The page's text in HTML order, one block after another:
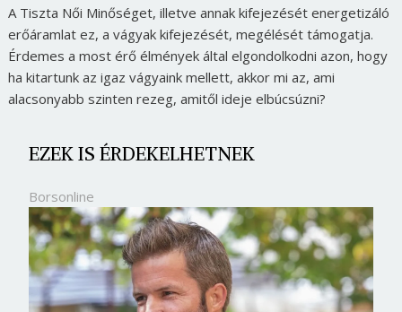
A Tiszta Női Minőséget, illetve annak kifejezését energetizáló
erőáramlat ez, a vágyak kifejezését, megélését támogatja.
Érdemes a most érő élmények által elgondolkodni azon, hogy
ha kitartunk az igaz vágyaink mellett, akkor mi az, ami
alacsonyabb szinten rezeg, amitől ideje elbúcsúzni?
EZEK IS ÉRDEKELHETNEK
Borsonline